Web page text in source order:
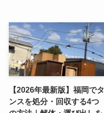
【2026年最新版】福岡でタ
ンスを処分・回収する4つ